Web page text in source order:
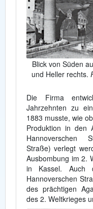
Blick von Süden
und Heller rechts.
Die Firma
Jahrzehnten zu
1883 musste, wie
Produktion in den
Hannoverschen
Straße) verlegt
Ausbombung im 2.
in Kassel. Auch
Hannoverschen
des prächtigen
des 2. Weltkrieges